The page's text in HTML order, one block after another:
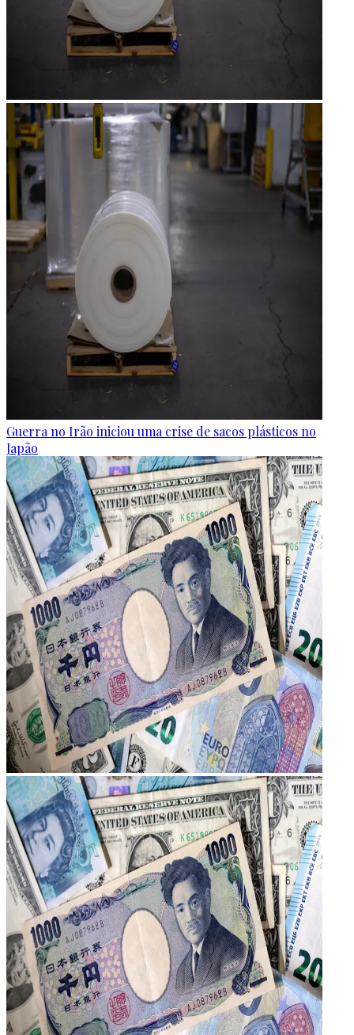
Guerra no Irão iniciou uma crise de sacos plásticos no
Japão